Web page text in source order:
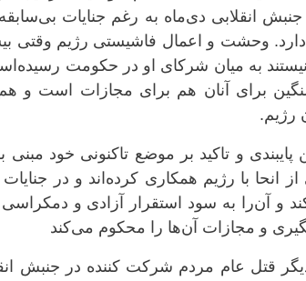
انقلابی دی‌ماە بە رغم جنایات
وحشت و اعمال فاشیستی رژیم وقتی
بە میان شرکای او در حکومت
برای آنان هم برای مجازات است و
رژیم.
و تاکید بر موضع تا‌کنونی خود مبنی
از انحا با رژیم همکاری کردەاند و در
و آن‌را بە سود استقرار آزادی و
و مجازات آن‌ها را محکوم می‌کند
قتل عام مردم شرکت کنندە در جنبش